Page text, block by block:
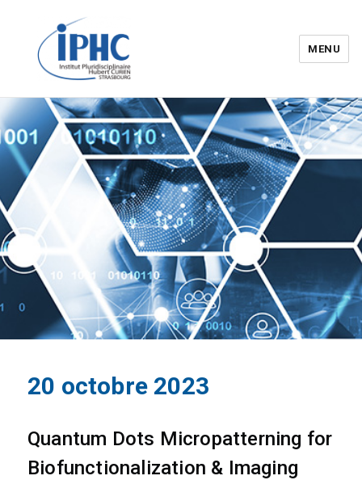
Institut pluridisciplinaire Hubert
Curien – IPHC
MENU
20 octobre 2023
Quantum Dots Micropatterning for
Biofunctionalization & Imaging